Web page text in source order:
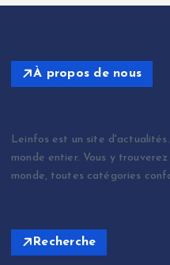
À propos de nous
Leinfos est un site
monde entier. Vous y
monde, toutes catégories
Recherche